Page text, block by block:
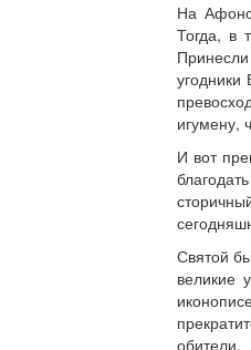
На
Тогда, в
игумену,
И вот
Святой
великие
обители.